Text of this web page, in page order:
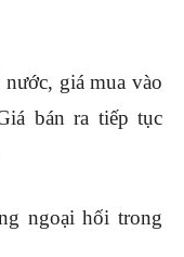
giá mua vào
bán ra tiếp tục
ngoại hối trong